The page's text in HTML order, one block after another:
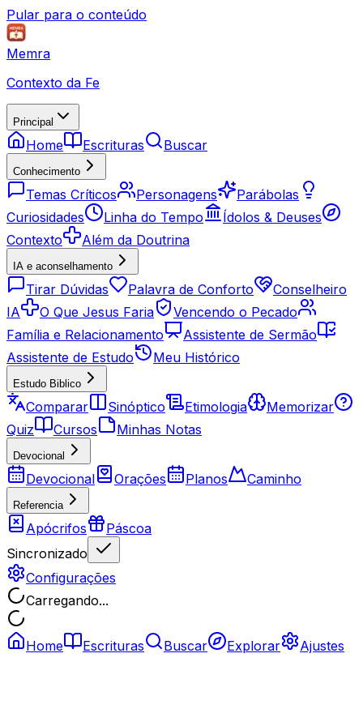
Pular para o conteúdo
Memra
Contexto da Fe
Principal
Home Escrituras Buscar
Conhecimento
Temas Críticos Personagens
Parábolas
Curiosidades
Linha do Tempo
Ídolos & Deuses
Contexto
Além da Doutrina
IA e aconselhamento
Tirar Dúvidas Palavra de Conforto
Conselheiro
IA
O Que Jesus Faria
Vencendo o Pecado
Família e Relacionamento
Assistente de Sermão
Assistente de Estudo
Meu Histórico
Estudo Biblico
Comparar Sinóptico Etimologia
Memorizar
Quiz
Cursos Minhas Notas
Devocional
Devocional Orações Planos Caminho
Referencia
Apócrifos
Páscoa
Sincronizado
Configurações
Carregando...
Home Escrituras Buscar Explorar Ajustes